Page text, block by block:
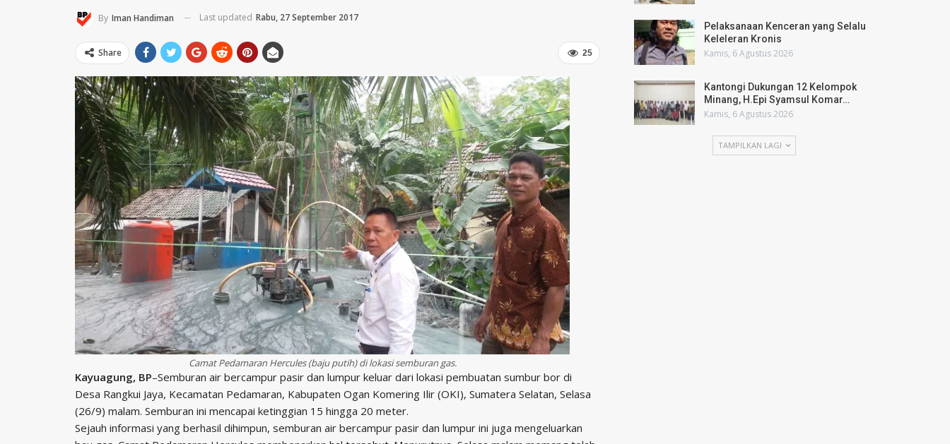
By Iman Handiman Last updated Rabu, 27 September 2017
25
Share
Camat Pedamaran Hercules (baju putih) di lokasi semburan gas.
Kayuagung, BP–Semburan air bercampur pasir dan lumpur keluar dari lokasi pembuatan sumbur bor di
Desa Rangkui Jaya, Kecamatan Pedamaran, Kabupaten Ogan Komering Ilir (OKI), Sumatera Selatan, Selasa
(26/9) malam. Semburan ini mencapai ketinggian 15 hingga 20 meter.
Sejauh informasi yang berhasil dihimpun, semburan air bercampur pasir dan lumpur ini juga mengeluarkan
Pelaksanaan Kenceran yang Selalu
Keleleran Kronis
Kamis, 6 Agustus 2026
Kantongi Dukungan 12 Kelompok
Minang, H.Epi Syamsul Komar…
Kamis, 6 Agustus 2026
TAMPILKAN LAGI